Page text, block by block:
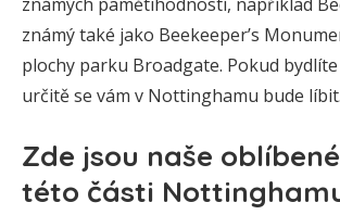
známý také jako Beekeeper’s
plochy parku Broadgate. Pokud
určitě se vám v Nottinghamu bude líbit.
Zde jsou naše
této části